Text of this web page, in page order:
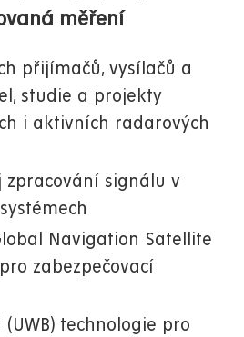
měření
přijímačů, vysílačů a
studie a projekty
i aktivních radarových
zpracování signálu v
Navigation Satellite
zabezpečovací
technologie pro